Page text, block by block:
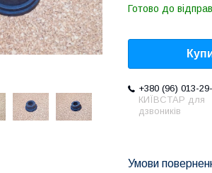
Готово до
+380 (96) 013-
КИЇВСТАР для
дзвоників